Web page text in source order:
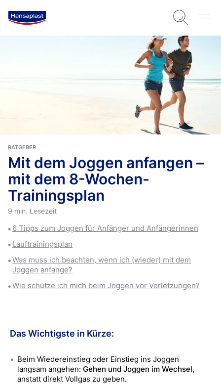
RATGEBER
Mit dem Joggen anfangen –
mit dem 8-Wochen-
Trainingsplan
9 min. Lesezeit
6 Tipps zum Joggen für Anfänger und Anfängerinnen
Lauftrainingsplan
Was muss ich beachten, wenn ich (wieder) mit dem
Joggen anfange?
Wie schütze ich mich beim Joggen vor Verletzungen?
Das Wichtigste in Kürze:
Beim Wiedereinstieg oder Einstieg ins Joggen
langsam angehen: Gehen und Joggen im Wechsel,
anstatt direkt Vollgas zu geben.